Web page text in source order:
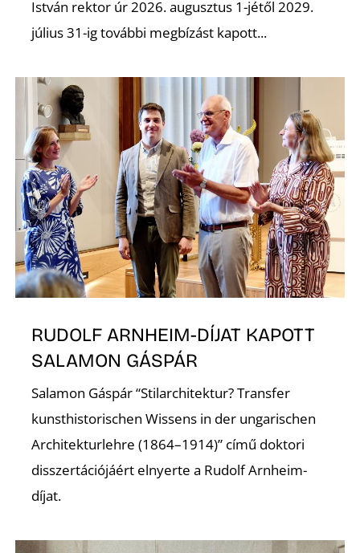
István rektor úr 2026. augusztus 1-jétől 2029.
július 31-ig további megbízást kapott...
RUDOLF ARNHEIM-DÍJAT KAPOTT
SALAMON GÁSPÁR
Salamon Gáspár “Stilarchitektur? Transfer
kunsthistorischen Wissens in der ungarischen
Architekturlehre (1864–1914)” című doktori
disszertációjáért elnyerte a Rudolf Arnheim-
díjat.